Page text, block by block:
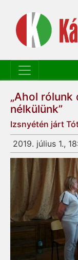
„Ahol rólunk
nélkülünk”
Izsnyétén járt
2019. július 1.,